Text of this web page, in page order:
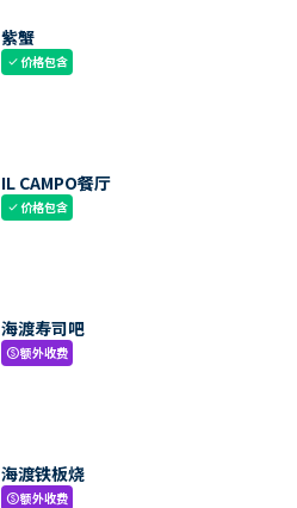
紫蟹
check价格包含
IL CAMPO餐厅
check价格包含
海渡寿司吧
paid额外收费
海渡铁板烧
paid额外收费